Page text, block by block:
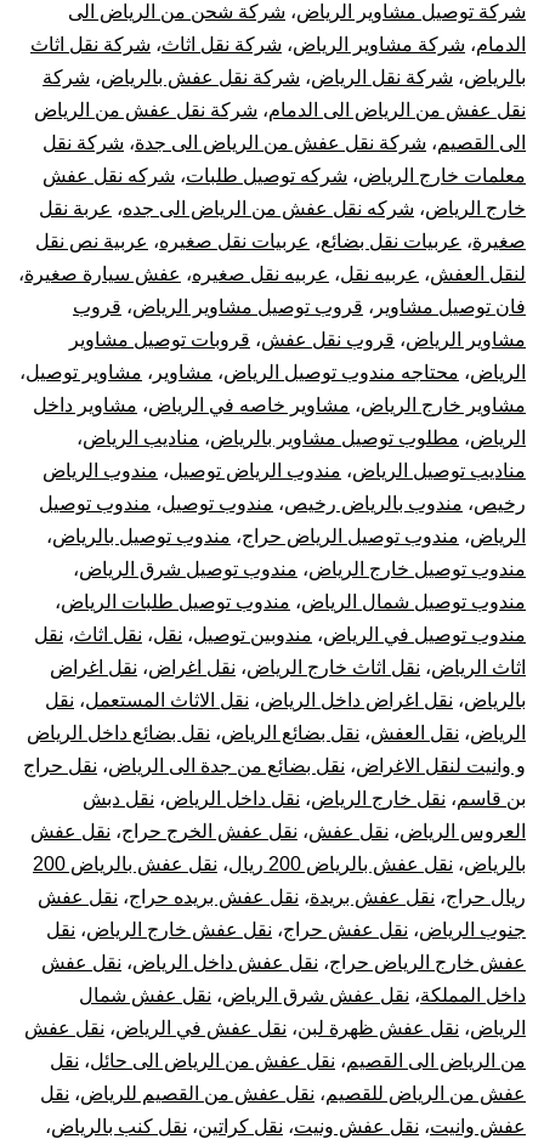
شركة توصيل مشاوير الرياض، شركة شحن من الرياض الى
الدمام، شركة مشاوير الرياض، شركة نقل اثاث، شركة نقل اثاث
بالرياض، شركة نقل الرياض، شركة نقل عفش بالرياض، شركة
نقل عفش من الرياض الى الدمام، شركة نقل عفش من الرياض
الى القصيم، شركة نقل عفش من الرياض الى جدة، شركة نقل
معلمات خارج الرياض، شركه توصيل طلبات، شركه نقل عفش
خارج الرياض، شركه نقل عفش من الرياض الى جده، عربة نقل
صغيرة، عربيات نقل بضائع، عربيات نقل صغيره، عربية نص نقل
لنقل العفش، عربيه نقل، عربيه نقل صغيره، عفش سيارة صغيرة،
فان توصيل مشاوير ، قروب توصيل مشاوير الرياض، قروب
مشاوير الرياض، قروب نقل عفش، قروبات توصيل مشاوير
الرياض، محتاجه مندوب توصيل الرياض، مشاوير ، مشاوير توصيل،
مشاوير خارج الرياض، مشاوير خاصه في الرياض، مشاوير داخل
الرياض، مطلوب توصيل مشاوير بالرياض، مناديب الرياض،
مناديب توصيل الرياض، مندوب الرياض توصيل، مندوب الرياض
رخيص، مندوب بالرياض رخيص، مندوب توصيل، مندوب توصيل
الرياض، مندوب توصيل الرياض حراج، مندوب توصيل بالرياض،
مندوب توصيل خارج الرياض، مندوب توصيل شرق الرياض،
مندوب توصيل شمال الرياض، مندوب توصيل طلبات الرياض،
مندوب توصيل في الرياض، مندوبين توصيل، نقل، نقل اثاث، نقل
اثاث الرياض، نقل اثاث خارج الرياض، نقل اغراض، نقل اغراض
بالرياض، نقل اغراض داخل الرياض، نقل الاثاث المستعمل، نقل
الرياض، نقل العفش، نقل بضائع الرياض، نقل بضائع داخل الرياض
و وانيت لنقل الاغراض، نقل بضائع من جدة الى الرياض، نقل حراج
بن قاسم، نقل خارج الرياض، نقل داخل الرياض، نقل دبش
العروس الرياض، نقل عفش، نقل عفش الخرج حراج، نقل عفش
بالرياض، نقل عفش بالرياض 200 ريال ،
نقل عفش بالرياض 200
ريال حراج، نقل عفش بريدة، نقل عفش بريده حراج، نقل عفش
جنوب الرياض، نقل عفش حراج، نقل عفش خارج الرياض، نقل
عفش خارج الرياض حراج، نقل عفش داخل الرياض، نقل عفش
داخل المملكة، نقل عفش شرق الرياض، نقل عفش شمال
الرياض، نقل عفش ظهرة لبن، نقل عفش في الرياض، نقل عفش
من الرياض الى القصيم، نقل عفش من الرياض الى حائل، نقل
عفش من الرياض للقصيم، نقل عفش من القصيم للرياض، نقل
عفش وانيت، نقل عفش ونيت، نقل كراتين، نقل كنب بالرياض،